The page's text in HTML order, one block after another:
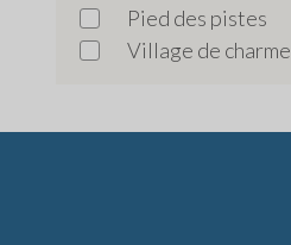
Pied des pistes
Village de charme